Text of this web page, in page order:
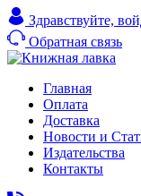
Здравствуйте,
Обратная связь
Главная
Оплата
Доставка
Новости и
Издательства
Контакты